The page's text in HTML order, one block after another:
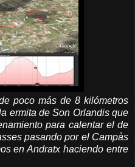
poco más de 8 kilómetros
ermita de Son Orlandis que
para calentar el de
pasando por el Campàs
en Andratx haciendo entre